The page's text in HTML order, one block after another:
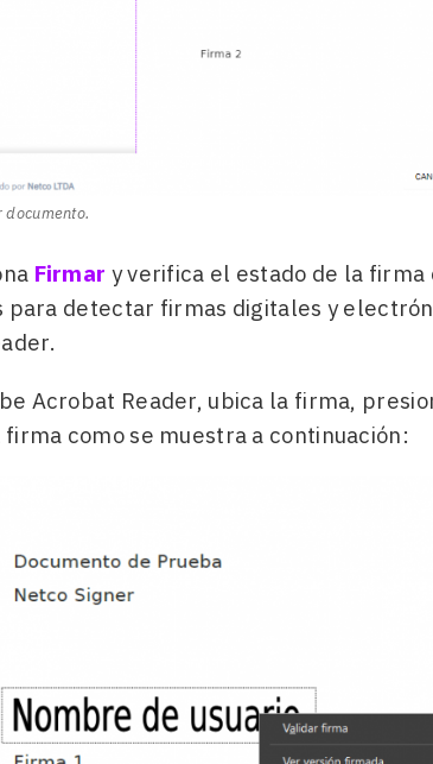
documento.
Firmar y verifica el estado de la
detectar firmas digitales y
Acrobat Reader, ubica la firma,
como se muestra a continuación: